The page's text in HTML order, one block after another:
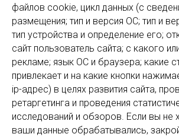
файлов cookie, цикл данных (с
размещения; тип и версия ОС; тип и
тип устройства и определение его;
сайт пользователь сайта; с какого
рекламе; язык ОС и браузера; какие
привлекает и на какие кнопки
ip-адрес) в целях развития сайта,
ретаргетинга и проведения
исследований и обзоров. Если вы не
ваши данные обрабатывались,